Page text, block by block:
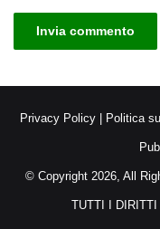
Privacy Policy| Politica
© Copyright 2026, All
TUTTI I DIRITTI